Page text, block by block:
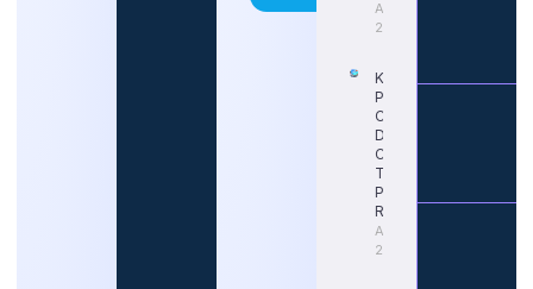
August 6,
2026
Kapan
Pendaftaran
CPNS 2026
Dimulai?
Cek Jadwal
Terbaru dan
Portal
Resminya
August 5,
2026